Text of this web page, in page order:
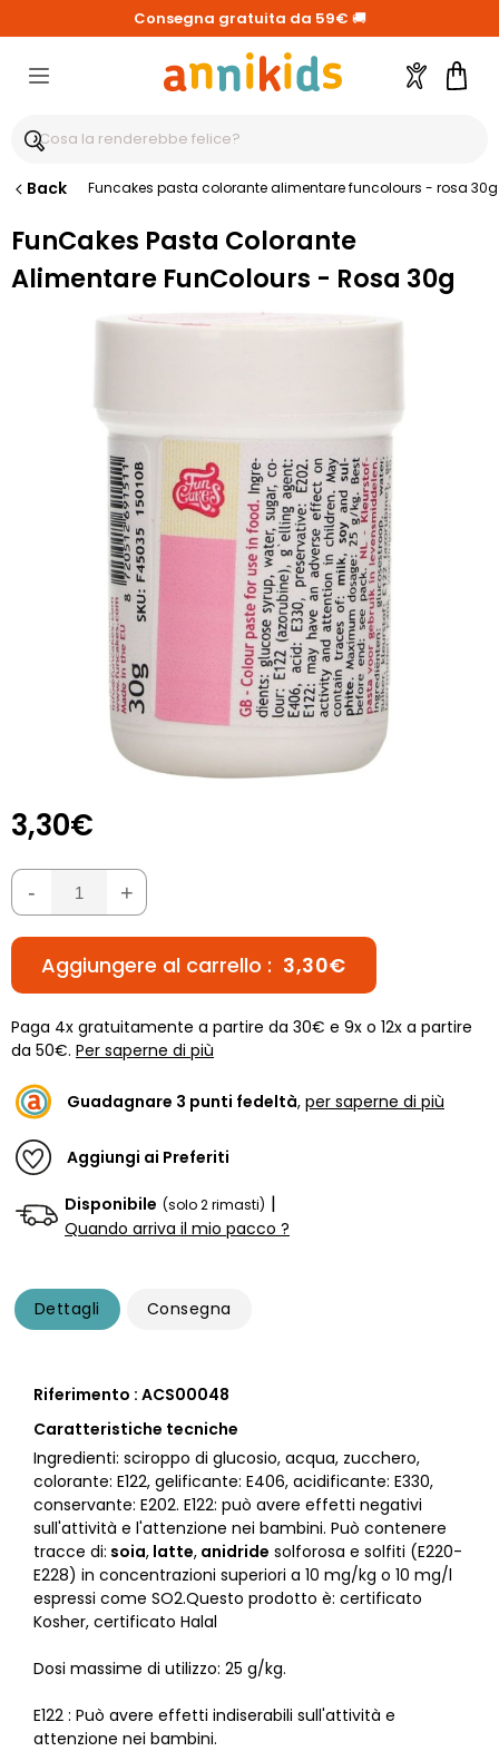
Consegna gratuita da 59€ 🚚
Account
Back Funcakes pasta colorante alimentare funcolours - rosa 30g
FunCakes Pasta Colorante
Alimentare FunColours - Rosa 30g
3,30€
- +
Aggiungere al carrello : 3,30€
Paga 4x gratuitamente a partire da 30€ e 9x o 12x a partire
da 50€. Per saperne di più
Guadagnare 3 punti fedeltà, per saperne di più
Aggiungi ai Preferiti
Disponibile (solo 2 rimasti) |
Quando arriva il mio pacco ?
Dettagli Consegna
Riferimento : ACS00048
Caratteristiche tecniche
Ingredienti: sciroppo di glucosio, acqua, zucchero,
colorante: E122, gelificante: E406, acidificante: E330,
conservante: E202. E122: può avere effetti negativi
sull'attività e l'attenzione nei bambini. Può contenere
tracce di: soia, latte, anidride solforosa e solfiti (E220-
E228) in concentrazioni superiori a 10 mg/kg o 10 mg/l
espressi come SO2.Questo prodotto è: certificato
Kosher, certificato Halal
Dosi massime di utilizzo: 25 g/kg.
E122 : Può avere effetti indiserabili sull'attività e
attenzione nei bambini.